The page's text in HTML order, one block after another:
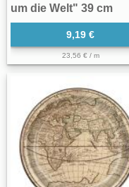
um die Welt" 39 cm
9,19 €
23,56 € / m